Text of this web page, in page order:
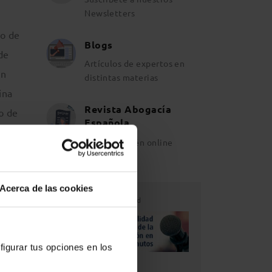
Acerca de las cookies
tus opciones en los
de
de
al
Newsletters
Blogs
Artículos de expertos en
distintas materias
Revista Abogacía
Española
Ahora también online
Publicidad